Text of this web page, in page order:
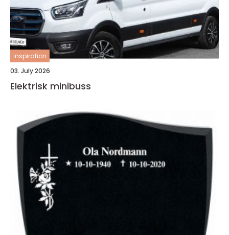
inspiration
03. July 2026
Elektrisk minibuss